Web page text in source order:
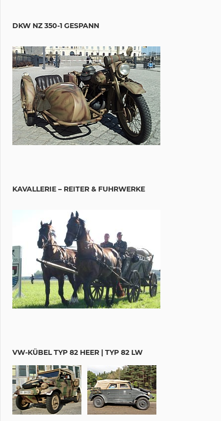
DKW NZ 350-1 GESPANN
KAVALLERIE – REITER & FUHRWERKE
VW-KÜBEL TYP 82 HEER | TYP 82 LW